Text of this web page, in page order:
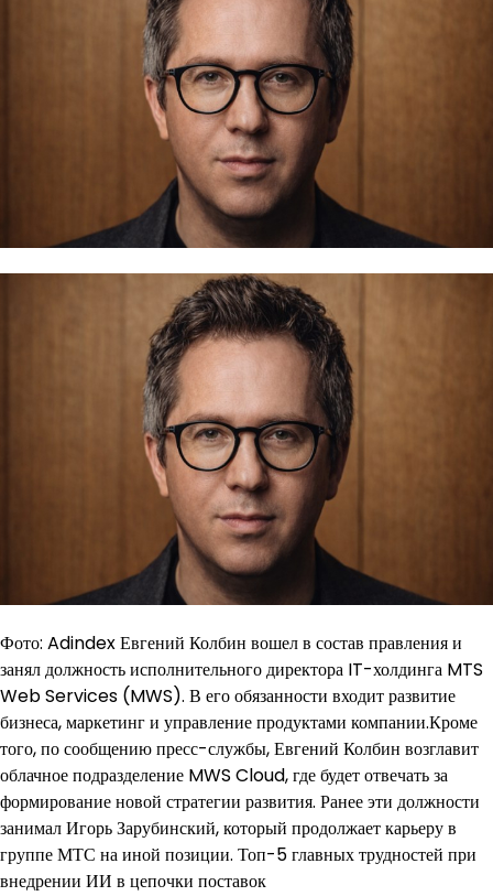
Фото: Adindex Евгений Колбин вошел в состав правления и
занял должность исполнительного директора IT-холдинга MTS
Web Services (MWS). В его обязанности входит развитие
бизнеса, маркетинг и управление продуктами компании.Кроме
того, по сообщению пресс-службы, Евгений Колбин возглавит
облачное подразделение MWS Cloud, где будет отвечать за
формирование новой стратегии развития. Ранее эти должности
занимал Игорь Зарубинский, который продолжает карьеру в
группе МТС на иной позиции. Топ-5 главных трудностей при
внедрении ИИ в цепочки поставок